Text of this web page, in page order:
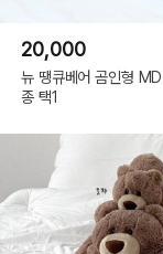
20,000
뉴 땡큐베어 곰인형
종 택1